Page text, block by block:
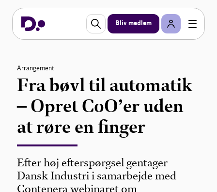
Bliv medlem
Arrangement
Fra bøvl til automatik
– Opret CoO’er uden
at røre en finger
Efter høj efterspørgsel gentager
Dansk Industri i samarbejde med
Contenera webinaret om